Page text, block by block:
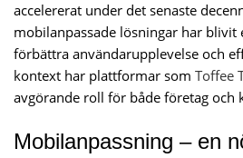
accelererat under det senaste
mobilanpassade lösningar har
förbättra användarupplevelse och
kontext har plattformar som Toffee
avgörande roll för både företag och
Mobilanpassning – en